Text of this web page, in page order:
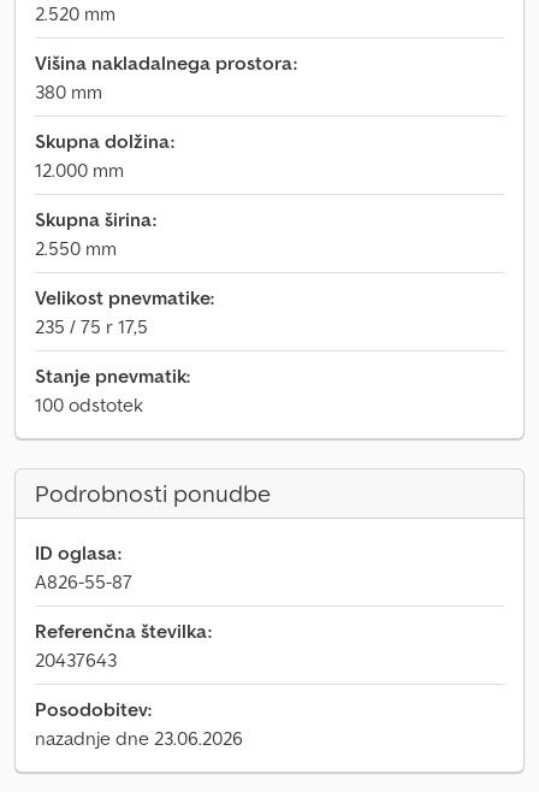
2.520 mm
Višina nakladalnega prostora:
380 mm
Skupna dolžina:
12.000 mm
Skupna širina:
2.550 mm
Velikost pnevmatike:
235 / 75 r 17,5
Stanje pnevmatik:
100 odstotek
Podrobnosti ponudbe
ID oglasa:
A826-55-87
Referenčna številka:
20437643
Posodobitev:
nazadnje dne 23.06.2026